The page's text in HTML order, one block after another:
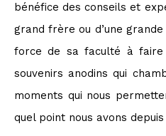
bénéfice des conseils et
grand frère ou d’une
force de sa faculté à
souvenirs anodins qui
moments qui nous
quel point nous avons